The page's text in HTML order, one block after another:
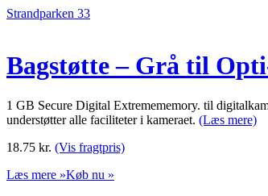
Strandparken 33
Bagstøtte – Grå til
1 GB Secure Digital Extremememory. til
understøtter alle faciliteter i kameraet. (Læs mere)
18.75 kr. (Vis fragtpris)
Læs mere »Køb nu »